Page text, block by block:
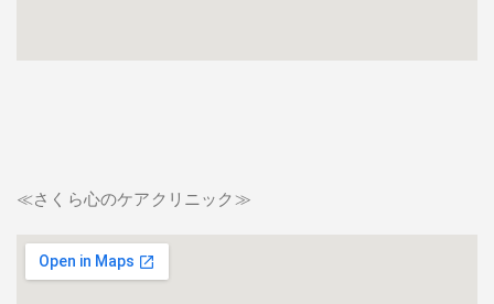
≪さくら心のケアクリニック≫